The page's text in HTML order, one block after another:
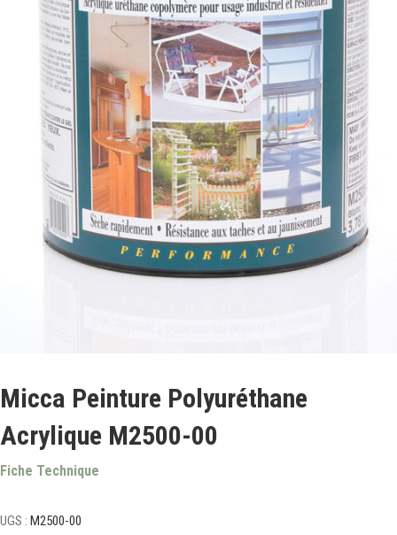
Micca Peinture Polyuréthane
Acrylique M2500-00
Fiche Technique
UGS : M2500-00